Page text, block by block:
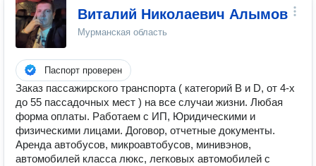
Виталий Николаевич Алымов
Мурманская область
Паспорт проверен
Заказ пассажирского транспорта ( категорий B и D, от 4-х
до 55 пассадочных мест ) на все случаи жизни. Любая
форма оплаты. Работаем с ИП, Юридическими и
физическими лицами. Договор, отчетные документы.
Аренда автобусов, микроавтобусов, минивэнов,
автомобилей класса люкс, легковых автомобилей с